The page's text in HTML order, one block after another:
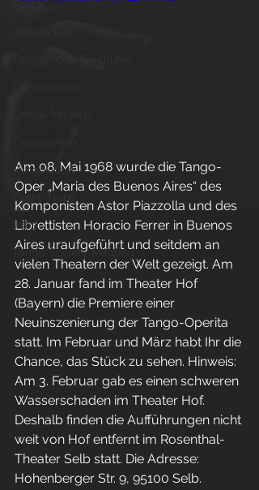
Politik
Tangokultur
Event-Tipps
Jobs
Tango Society Mitglied
Am 08. Mai 1968 wurde die Tango-
Oper „Maria des Buenos Aires“ des
Komponisten Astor Piazzolla und des
Librettisten Horacio Ferrer in Buenos
Aires uraufgeführt und seitdem an
vielen Theatern der Welt gezeigt. Am
28. Januar fand im Theater Hof
(Bayern) die Premiere einer
Neuinszenierung der Tango-Operita
statt. Im Februar und März habt Ihr die
Chance, das Stück zu sehen. Hinweis:
Am 3. Februar gab es einen schweren
Wasserschaden im Theater Hof.
Deshalb finden die Aufführungen nicht
weit von Hof entfernt im Rosenthal-
Theater Selb statt. Die Adresse:
Hohenberger Str. 9, 95100 Selb.